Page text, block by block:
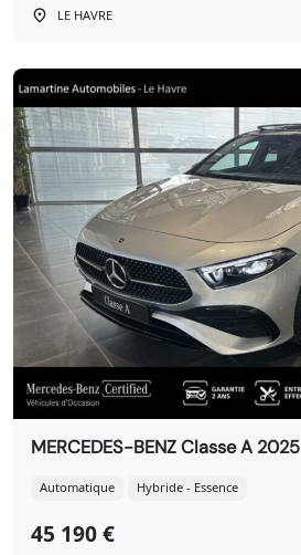
LE HAVRE
MERCEDES-BENZ Classe A 2025
Automatique Hybride - Essence
45 190 €